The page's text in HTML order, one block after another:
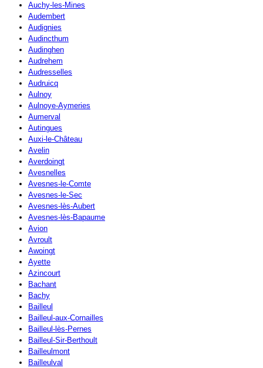
Auchy-les-Mines
Audembert
Audignies
Audincthum
Audinghen
Audrehem
Audresselles
Audruicq
Aulnoy
Aulnoye-Aymeries
Aumerval
Autingues
Auxi-le-Château
Avelin
Averdoingt
Avesnelles
Avesnes-le-Comte
Avesnes-le-Sec
Avesnes-lès-Aubert
Avesnes-lès-Bapaume
Avion
Avroult
Awoingt
Ayette
Azincourt
Bachant
Bachy
Bailleul
Bailleul-aux-Cornailles
Bailleul-lès-Pernes
Bailleul-Sir-Berthoult
Bailleulmont
Bailleulval